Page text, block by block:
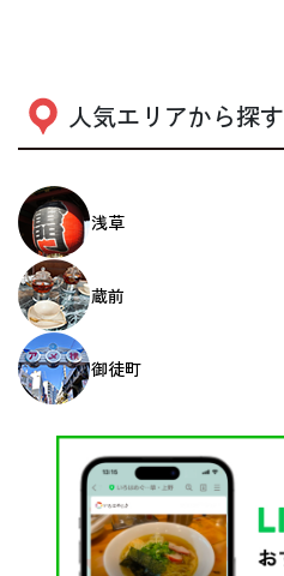
人気エリアから探す
浅草
蔵前
御徒町